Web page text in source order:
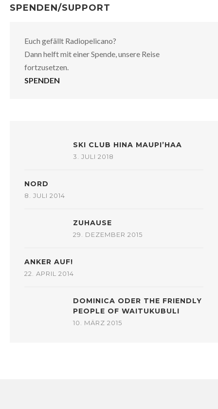
SPENDEN/SUPPORT
Euch gefällt Radiopelicano?
Dann helft mit einer Spende, unsere Reise
fortzusetzen.
SPENDEN
SKI CLUB HINA MAUPI’HAA
3. JULI 2018
NORD
8. JULI 2014
ZUHAUSE
29. DEZEMBER 2015
ANKER AUF!
22. APRIL 2014
DOMINICA ODER THE FRIENDLY
PEOPLE OF WAITUKUBULI
10. MÄRZ 2015